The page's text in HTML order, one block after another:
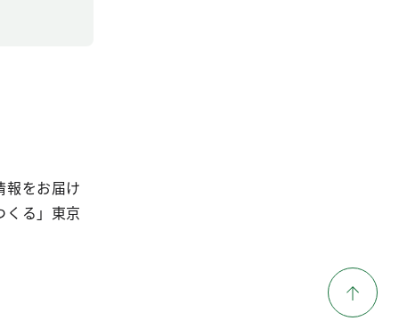
報をお届け
くる」東京